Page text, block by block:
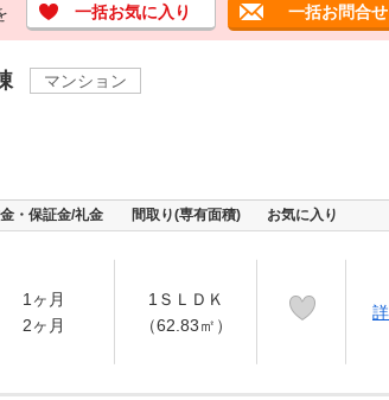
一括お気に入り 一括お問合せ
マンション
・保証金/礼金 間取り(専有面積) お気に入り
1ヶ月
2ヶ月
1ＳＬＤＫ
（62.83㎡）